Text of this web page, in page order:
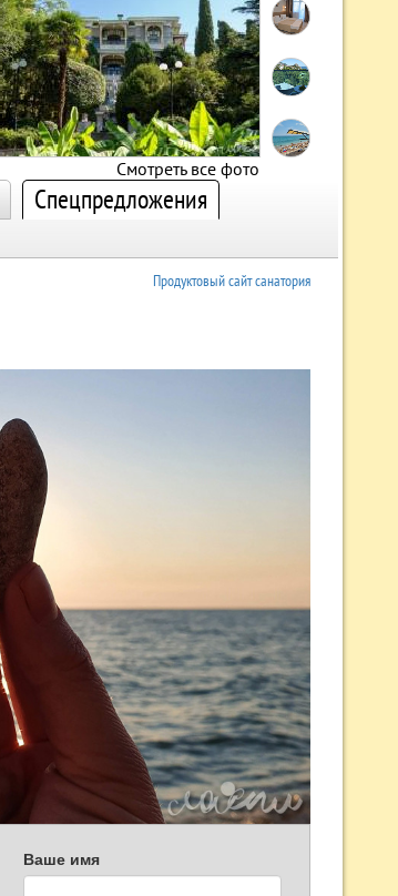
Смотреть все фото
Спецпредложения
Продуктовый сайт санатория
Ваше имя